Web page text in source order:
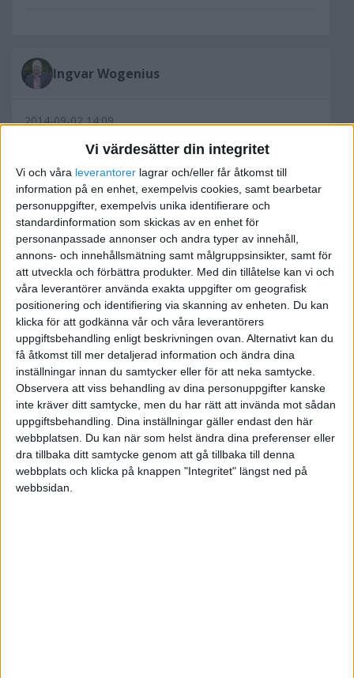
Vi värdesätter din integritet
Vi och våra leverantorer lagrar och/eller får åtkomst till
information på en enhet, exempelvis cookies, samt bearbetar
personuppgifter, exempelvis unika identifierare och
standardinformation som skickas av en enhet för
personanpassade annonser och andra typer av innehåll,
annons- och innehållsmätning samt målgruppsinsikter, samt för
att utveckla och förbättra produkter. Med din tillåtelse kan vi och
våra leverantörer använda exakta uppgifter om geografisk
positionering och identifiering via skanning av enheten. Du kan
klicka för att godkänna vår och våra leverantörers
uppgiftsbehandling enligt beskrivningen ovan. Alternativt kan du
få åtkomst till mer detaljerad information och ändra dina
inställningar innan du samtycker eller för att neka samtycke.
Observera att viss behandling av dina personuppgifter kanske
inte kräver ditt samtycke, men du har rätt att invända mot sådan
uppgiftsbehandling. Dina inställningar gäller endast den här
webbplatsen. Du kan när som helst ändra dina preferenser eller
dra tillbaka ditt samtycke genom att gå tillbaka till denna
webbplats och klicka på knappen "Integritet" längst ned på
webbsidan.
Ingvar Wogenius
2014-09-02 14:09
Till att börja med.. de här summorna 300 000 och
210 000.. är det med eller utan moms?
Känns lite märkligt att du får mer för den gamla
bilen än vad du gav för den 🙂
Kerstin Andersson
2014-09-02 14:45
Åh förlåt jag glömde ... det är med moms... 🙂
/Kerstin